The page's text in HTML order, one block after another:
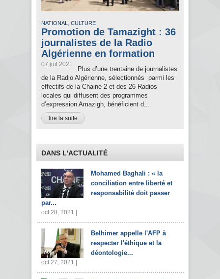
NATIONAL , CULTURE
Promotion de Tamazight : 36
journalistes de la Radio
Algérienne en formation
07 juil 2021
Plus d’une trentaine de journalistes
de la Radio Algérienne, sélectionnés parmi les
effectifs de la Chaine 2 et des 26 Radios
locales qui diffusent des programmes
d’expression Amazigh, bénéficient d...
lire la suite
DANS L'ACTUALITÉ
Mohamed Baghali : « la
conciliation entre liberté et
responsabilité doit passer
par...
oct 28, 2021 |
Belhimer appelle l'AFP à
respecter l'éthique et la
déontologie...
oct 27, 2021 |